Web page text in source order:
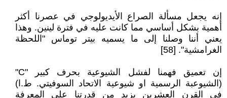
إنه يجعل مسألة الصراع الأيديولوجي في عصرنا أكثر
أهمية بشكل أساسي مما كانت عليه في فترة لينين. وهذا
يعني أننا وصلنا إلى ما يسميه بيتر توماس "اللحظة
الغرامشية". [58]
إن تعميق فهمنا لفشل الشيوعية بحرف كبير "C"
(الشيوعبة الرسمية او شيوعية الاتحاد السوفيتي. ط.ا)
في القرن العشرين يزيد من قدرتنا على المعرفة